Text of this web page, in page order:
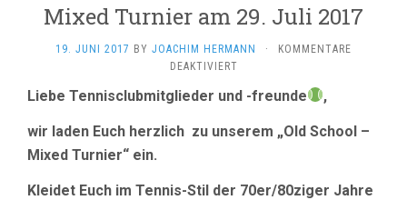
Mixed Turnier am 29. Juli 2017
19. JUNI 2017 BY JOACHIM HERMANN ·
KOMMENTARE
DEAKTIVIERT
TURNIER
29.
Liebe Tennisclubmitglieder und -freunde ,
wir laden Euch herzlich zu unserem „Old School –
Mixed Turnier“ ein.
Kleidet Euch im Tennis-Stil der 70er/80ziger Jahre